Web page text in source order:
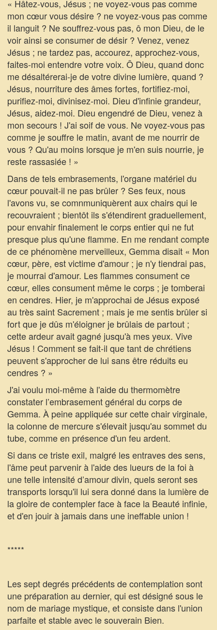
« Hâtez-vous, Jésus ; ne voyez-vous pas comme
mon cœur vous désire ? ne voyez-vous pas comme
il languit ? Ne souffrez-vous pas, ô mon Dieu, de le
voir ainsi se consumer de désir ? Venez, venez
Jésus ; ne tardez pas, accourez, approchez-vous,
faites-moi entendre votre voix. Ô Dieu, quand donc
me désaltérerai-je de votre divine lumière, quand ?
Jésus, nourriture des âmes fortes, fortifiez-moi,
purifiez-moi, divinisez-moi. Dieu d'infinie grandeur,
Jésus, aidez-moi. Dieu engendré de Dieu, venez à
mon secours ! J'ai soif de vous. Ne voyez-vous pas
comme je souffre le matin, avant de me nourrir de
vous ? Qu'au moins lorsque je m'en suis nourrie, je
reste rassasiée ! »
Dans de tels embrasements, l'organe matériel du
cœur pouvait-il ne pas brûler ? Ses feux, nous
l'avons vu, se comnmuniquèrent aux chairs qui le
recouvraient ; bientôt ils s'étendirent graduellement,
pour envahir finalement le corps entier qui ne fut
presque plus qu'une flamme. En me rendant compte
de ce phénomène merveilleux, Gemma disait « Mon
cœur, père, est victime d'amour ; je n'y tiendrai pas,
je mourrai d'amour. Les flammes consument ce
cœur, elles consument même le corps ; je tomberai
en cendres. Hier, je m'approchai de Jésus exposé
au très saint Sacrement ; mais je me sentis brûler si
fort que je dûs m'éloigner je brûlais de partout ;
cette ardeur avait gagné jusqu'à mes yeux. Vive
Jésus ! Comment se fait-il que tant de chrétiens
peuvent s'approcher de lui sans être réduits eu
cendres ? »
J'ai voulu moi-même à l'aide du thermomètre
constater l’embrasement général du corps de
Gemma. À peine appliquée sur cette chair virginale,
la colonne de mercure s'élevait jusqu'au sommet du
tube, comme en présence d'un feu ardent.
Si dans ce triste exil, malgré les entraves des sens,
l'âme peut parvenir à l'aide des lueurs de la foi à
une telle intensité d’amour divin, quels seront ses
transports lorsqu'il lui sera donné dans la lumière de
la gloire de contempler face à face la Beauté infinie,
et d'en jouir à jamais dans une ineffable union !
*****
Les sept degrés précédents de contemplation sont
une préparation au dernier, qui est désigné sous le
nom de mariage mystique, et consiste dans l'union
parfaite et stable avec le souverain Bien.